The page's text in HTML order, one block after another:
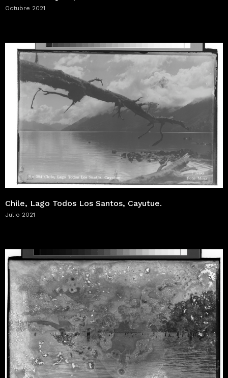
Octubre 2021
Chile, Lago Todos Los Santos, Cayutue.
Julio 2021